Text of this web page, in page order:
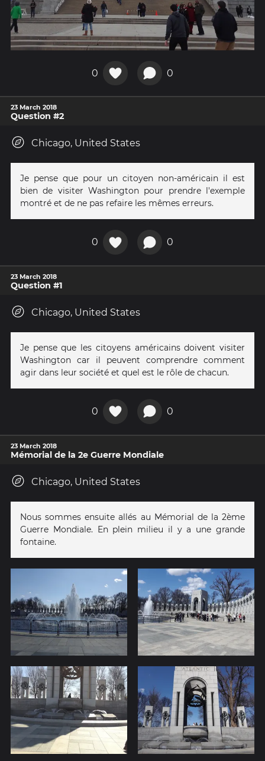
0 0
23 March 2018
Question #2
Chicago, United States
Je pense que pour un citoyen non-américain il est
bien de visiter Washington pour prendre l'exemple
montré et de ne pas refaire les mêmes erreurs.
0 0
23 March 2018
Question #1
Chicago, United States
Je pense que les citoyens américains doivent visiter
Washington car il peuvent comprendre comment
agir dans leur société et quel est le rôle de chacun.
0 0
23 March 2018
Mémorial de la 2e Guerre Mondiale
Chicago, United States
Nous sommes ensuite allés au Mémorial de la 2ème
Guerre Mondiale. En plein milieu il y a une grande
fontaine.